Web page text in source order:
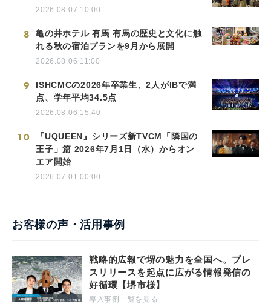
2026.08.07 10:00
8
亀の井ホテル 有馬 有馬の歴史と文化に触
れる秋の宿泊プランを9月から展開
2026.08.06 11:00
9
ISHCMCの2026年卒業生、2人がIBで満
点、学年平均34.5点
2026.08.06 15:40
10
『UQUEEN』シリーズ新TVCM「隣国の
王子」篇 2026年7月1日（水）からオン
エア開始
2026.07.01 00:00
お客様の声・活用事例
戦略的広報で堺の魅力を全国へ。プレ
スリリースを起点に広がる情報発信の
好循環【堺市様】
導入事例一覧を見る